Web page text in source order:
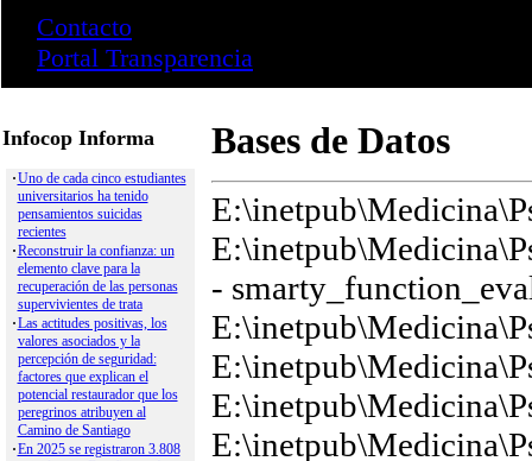
Papeles del Psicólogo
Revista Iberoamericana
Revista Psicología y
Anuario Psi. Jurídica
Apuntes de Psicología
Clínica Contemporánea
Clínica y Salud
Historia de la Psicología
Informació Psicológica